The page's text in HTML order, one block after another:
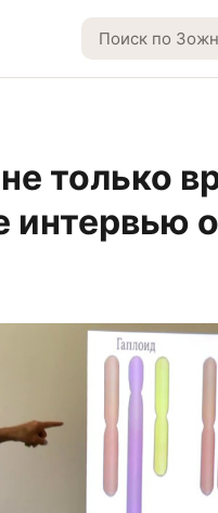
только
интервью о